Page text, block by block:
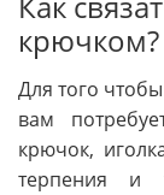
крючком?
Для того
вам
крючок,
терпения и